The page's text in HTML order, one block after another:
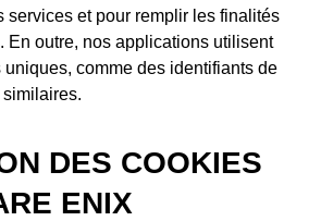
services et pour remplir les finalités
En outre, nos applications utilisent
uniques, comme des identifiants de
DES COOKIES
ENIX